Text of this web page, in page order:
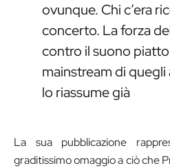
ovunque. Chi c’era
concerto. La forza
contro il suono piatto
mainstream di quegli
lo riassume già
La sua pubblicazione
graditissimo omaggio a ciò che